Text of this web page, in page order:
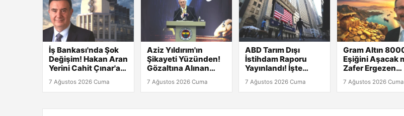
İş Bankası'nda Şok
Değişim! Hakan Aran
Yerini Cahit Çınar'a
Bıraktı
7 Ağustos 2026 Cuma
Aziz Yıldırım'ın
Şikayeti Yüzünden!
Gözaltına Alınan
Kişiye Adli Kontrol
7 Ağustos 2026 Cuma
ABD Tarım Dışı
İstihdam Raporu
Yayınlandı! İşte
Şaşırtan Veriler
7 Ağustos 2026 Cuma
Gram Altın
Eşiğini Aşacak
Zafer Ergezen
TGRT’de
7 Ağustos 2026 Cuma